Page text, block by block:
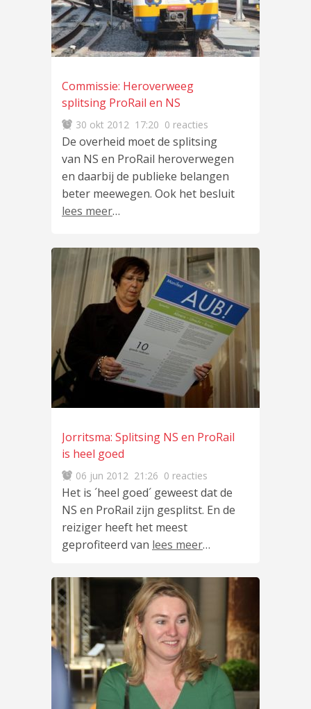
Commissie: Heroverweeg
splitsing ProRail en NS
30 okt 2012 17:20 0 reacties
De overheid moet de splitsing
van NS en ProRail heroverwegen
en daarbij de publieke belangen
beter meewegen. Ook het besluit
lees meer…
Jorritsma: Splitsing NS en ProRail
is heel goed
06 jun 2012 21:26 0 reacties
Het is ´heel goed´ geweest dat de
NS en ProRail zijn gesplitst. En de
reiziger heeft het meest
geprofiteerd van lees meer…